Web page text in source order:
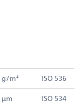
g/m² ISO 536
µm ISO 534